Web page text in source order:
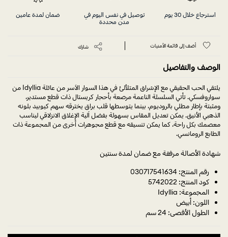
استرجاع خلال 30 يوم
توصيل في نفس اليوم في
مدن محددة
ضمان لمدة عامين
أضف إلى قائمة الأمنيات شارك
الوصف والتفاصيل
يلتقي الحب الحقيقي مع الإشراق المتلألئ في هذا السوار الآسر من عائلة Idyllia من
سواروفسكي. تأتي السلسلة الناعمة مرصعة بأحجار كريستال ذات قطع مستدير،
ومثبتة بإطار مطلي بالروديوم، بينما يتوسطها قلب براق يخترقه سهم كيوبيد بلونه
الذهبي الأنيق. يمكن تعديل المقاس بسهولة بفضل آلية الإغلاق الانزلاقي ليناسب
معصمك بكل راحة، كما يمكن تنسيقه مع قطع مجوهرات أخرى من المجموعة ذات
الطابع الرومانسي.
شهادة الأصالة مرفقة مع ضمان لمدة سنتين
رقم المنتج: 030717541634
كود المنتج: 5742022
المجموعة: Idyllia
اللون: أبيض
الطول الأقصى: 24 سم